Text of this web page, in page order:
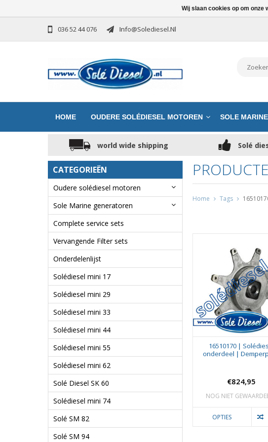
036 52 44 076 Info@solediesel.nl
HOME OUDERE SOLÉDIESEL MOTOREN SOLE
world wide shipping Solé
CATEGORIEËN
Oudere solédiesel motoren
Sole Marine generatoren
Complete service sets
Vervangende Filter sets
Onderdelenlijst
Solédiesel mini 17
Solédiesel mini 29
Solédiesel mini 33
Solédiesel mini 44
Solédiesel mini 55
Solédiesel mini 62
Solé Diesel SK 60
Solédiesel mini 74
Solé SM 82
Solé SM 94
Home Tags
16510170 |
onderdeel |
€824,95
NOG NIET
OPTIES
Wij slaan cookies op om onze